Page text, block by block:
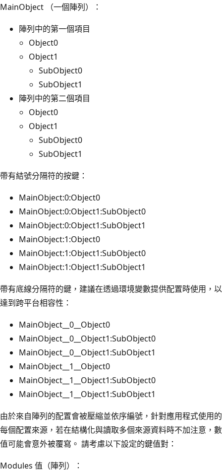
MainObject （一個陣列）：
陣列中的第一個項目
Object0
Object1
SubObject0
SubObject1
陣列中的第二個項目
Object0
Object1
SubObject0
SubObject1
帶有結號分隔符的按鍵：
MainObject:0:Object0
MainObject:0:Object1:SubObject0
MainObject:0:Object1:SubObject1
MainObject:1:Object0
MainObject:1:Object1:SubObject0
MainObject:1:Object1:SubObject1
帶有底線分隔符的鍵，建議在透過環境變數提供配置時使用，以
達到跨平台相容性：
MainObject__0__Object0
MainObject__0__Object1:SubObject0
MainObject__0__Object1:SubObject1
MainObject__1__Object0
MainObject__1__Object1:SubObject0
MainObject__1__Object1:SubObject1
由於來自陣列的配置會被壓縮並依序編號，針對應用程式使用的
每個配置來源，若在結構化與讀取多個來源資料時不加注意，數
值可能會意外被覆寫。 請考慮以下設定的鍵值對：
Modules 值（陣列）：